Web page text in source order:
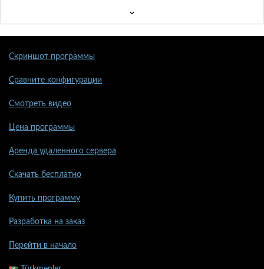
Скриншот программы
Сравните конфигурации
Смотреть видео
Цена программы
Аренда удаленного сервера
Скачать бесплатно
Купить программу
Разработка на заказ
Перейти в начало